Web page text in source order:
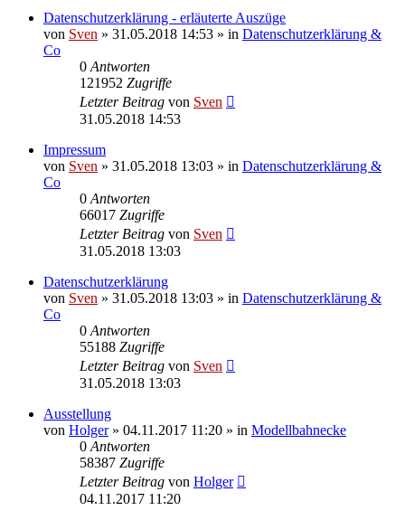
Datenschutzerklärung - erläuterte Auszüge
von Sven » 31.05.2018 14:53 » in Datenschutzerklärung &
Co
0 Antworten
121952 Zugriffe
Letzter Beitrag von Sven
31.05.2018 14:53
Impressum
von Sven » 31.05.2018 13:03 » in Datenschutzerklärung &
Co
0 Antworten
66017 Zugriffe
Letzter Beitrag von Sven
31.05.2018 13:03
Datenschutzerklärung
von Sven » 31.05.2018 13:03 » in Datenschutzerklärung &
Co
0 Antworten
55188 Zugriffe
Letzter Beitrag von Sven
31.05.2018 13:03
Ausstellung
von Holger» 04.11.2017 11:20 » in Modellbahnecke
0 Antworten
58387 Zugriffe
Letzter Beitrag von Holger
04.11.2017 11:20